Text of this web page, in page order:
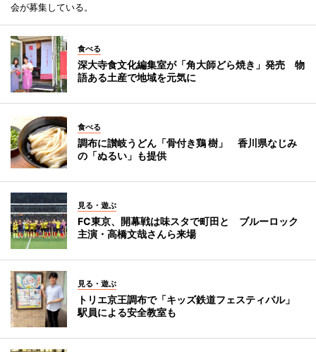
会が募集している。
食べる
深大寺食文化編集室が「角大師どら焼き」発売 物
語ある土産で地域を元気に
食べる
調布に讃岐うどん「骨付き鶏 樹」 香川県なじみ
の「ぬるい」も提供
見る・遊ぶ
FC東京、開幕戦は味スタで町田と ブルーロック
主演・高橋文哉さんら来場
見る・遊ぶ
トリエ京王調布で「キッズ鉄道フェスティバル」
駅員による安全教室も